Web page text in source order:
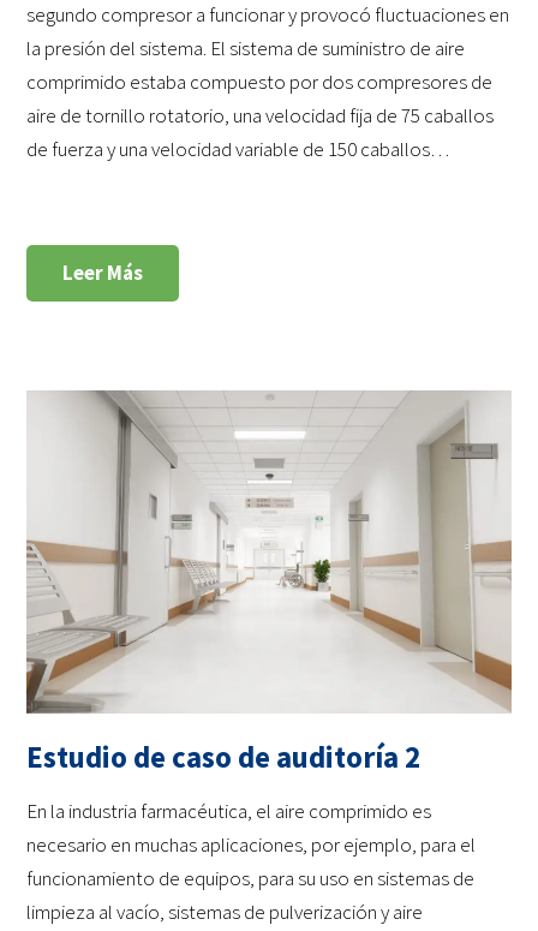
segundo compresor a funcionar y provocó fluctuaciones en
la presión del sistema. El sistema de suministro de aire
comprimido estaba compuesto por dos compresores de
aire de tornillo rotatorio, una velocidad fija de 75 caballos
de fuerza y una velocidad variable de 150 caballos…
Leer Más
Estudio de caso de auditoría 2
En la industria farmacéutica, el aire comprimido es
necesario en muchas aplicaciones, por ejemplo, para el
funcionamiento de equipos, para su uso en sistemas de
limpieza al vacío, sistemas de pulverización y aire